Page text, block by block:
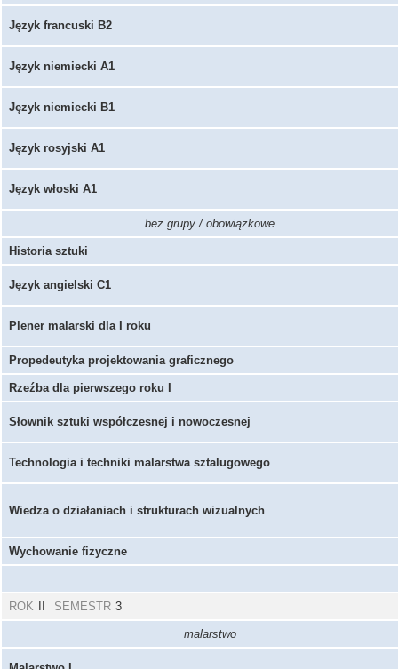
Język francuski B2
Język niemiecki A1
Język niemiecki B1
Język rosyjski A1
Język włoski A1
bez grupy / obowiązkowe
Historia sztuki
Język angielski C1
Plener malarski dla I roku
Propedeutyka projektowania graficznego
Rzeźba dla pierwszego roku I
Słownik sztuki współczesnej i nowoczesnej
Technologia i techniki malarstwa sztalugowego
Wiedza o działaniach i strukturach wizualnych
Wychowanie fizyczne
ROK SEMESTR 3
malarstwo